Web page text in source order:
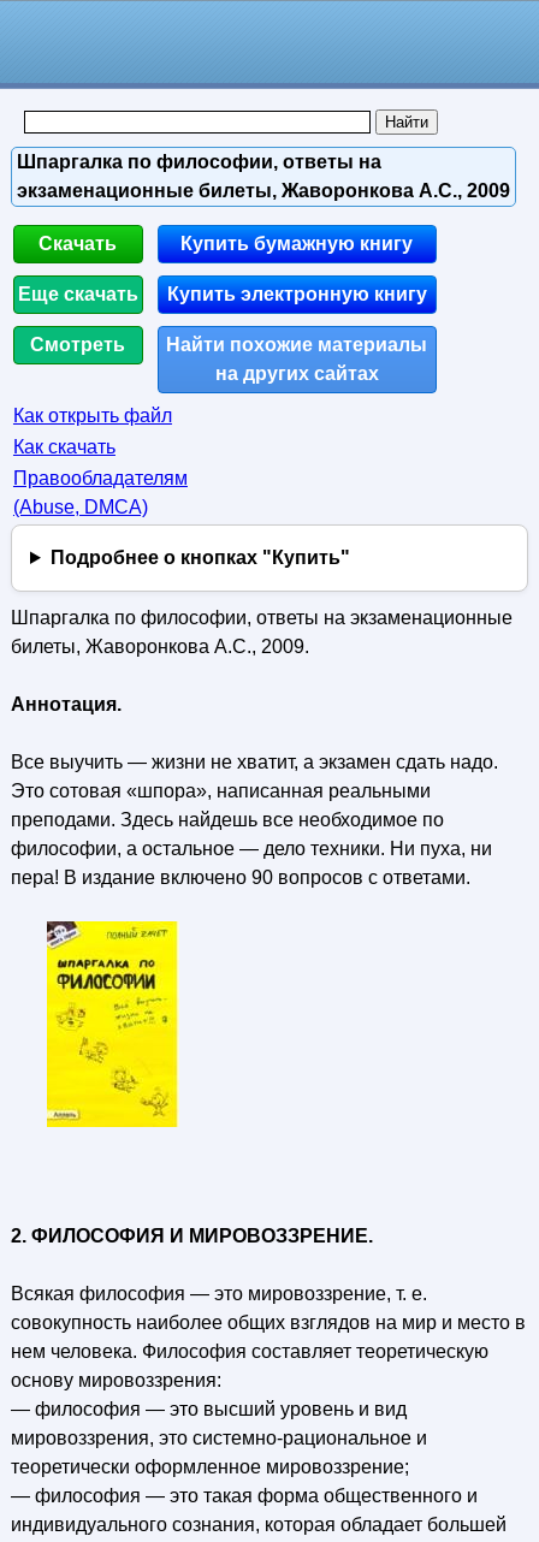
Шпаргалка по философии, ответы на
экзаменационные билеты, Жаворонкова А.С., 2009
Скачать
Еще скачать
Смотреть
Купить бумажную книгу
Купить электронную книгу
Найти похожие материалы
на других сайтах
Как открыть файл
Как скачать
Правообладателям
(Abuse, DMСA)
Подробнее о кнопках "Купить"
Шпаргалка по философии, ответы на экзаменационные
билеты, Жаворонкова А.С., 2009.
Аннотация.
Все выучить — жизни не хватит, а экзамен сдать надо.
Это сотовая «шпора», написанная реальными
преподами. Здесь найдешь все необходимое по
философии, а остальное — дело техники. Ни пуха, ни
пера! В издание включено 90 вопросов с ответами.
2. ФИЛОСОФИЯ И МИРОВОЗЗРЕНИЕ.
Всякая философия — это мировоззрение, т. е.
совокупность наиболее общих взглядов на мир и место в
нем человека. Философия составляет теоретическую
основу мировоззрения:
— философия — это высший уровень и вид
мировоззрения, это системно-рациональное и
теоретически оформленное мировоззрение;
— философия — это такая форма общественного и
индивидуального сознания, которая обладает большей